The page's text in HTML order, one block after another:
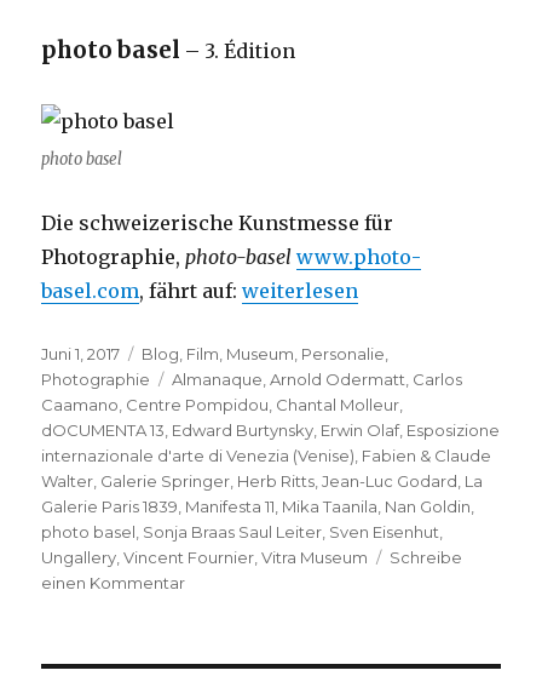
photo basel – 3. Édition
photo basel
Die schweizerische Kunstmesse für
Photographie, photo-basel www.photo-
basel.com, fährt auf:„photo basel international art
weiterlesen
Veröffentlicht
am
Juni 1, 2017 Kategorien
Blog Film Museum Personalie
Photographie
Schlagwörter
Almanaque ,Arnold Odermatt Carlos
Caamano Centre Pompidou Chantal Molleur
dOCUMENTA 13 Edward Burtynsky Erwin Olaf, Esposizione
internazionale d'arte di Venezia (Venise) Fabien & Claude
Walter Galerie Springer Herb Ritts ,Jean-Luc Godard La
Galerie Paris 1839 Manifesta 11 Mika Taanila Nan Goldin
photo basel Sonja Braas Saul Leiter Sven Eisenhut
Ungallery ,Vincent Fournier ,Vitra Museum
Schreibe
einen Kommentarzu